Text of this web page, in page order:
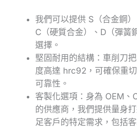
我們可以提供 S（合金鋼
C（硬質合金）、D（彈簧
選擇。
堅固耐用的結構：車削刀
度高達 hrc92，可確保重
可靠性。
客製化選項：身為 OEM、
的供應商，我們提供量身
足客戶的特定需求，包括